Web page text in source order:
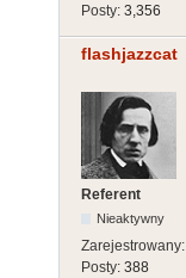
Posty: 3,356
flashjazzcat
Referent
Nieaktywny
Zarejestrowany:
Posty: 388